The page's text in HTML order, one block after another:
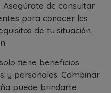
de consultar
para conocer los
de tu situación,
tiene beneficios
y personales. Combinar
puede brindarte